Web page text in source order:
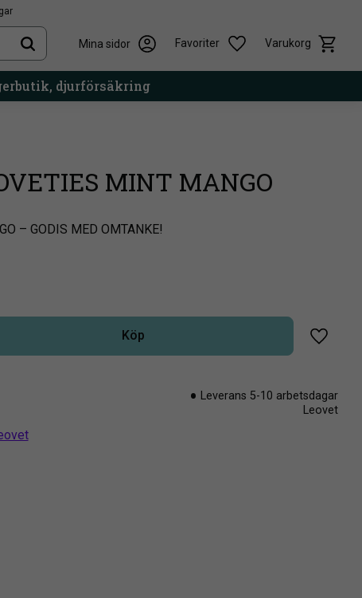
Mina sidor Favoriter Varukorg
Önskelista
djurförsäkring
MINT MANGO
– GODIS MED OMTANKE!
Köp
Lägg
Leverans 5-10 arbetsdagar
Leovet